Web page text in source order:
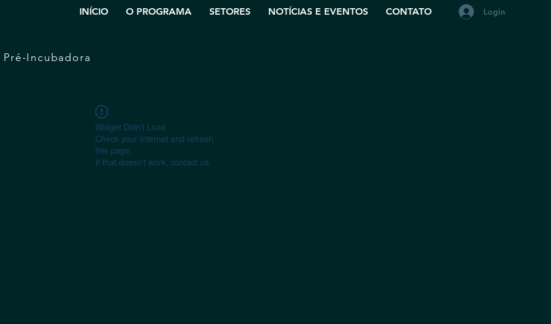
INÍCIO O PROGRAMA SETORES NOTÍCIAS E EVENTOS CONTATO Login
Incubadora
Widget Didn’t Load
Check your internet and refresh
this page.
If that doesn’t work, contact us.